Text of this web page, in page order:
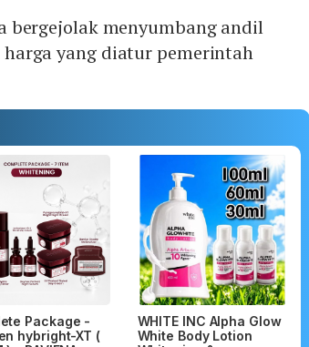
bergejolak menyumbang andil
harga yang diatur pemerintah
Package -
hybright-XT (
WHITE INC Alpha Glow
White Body Lotion